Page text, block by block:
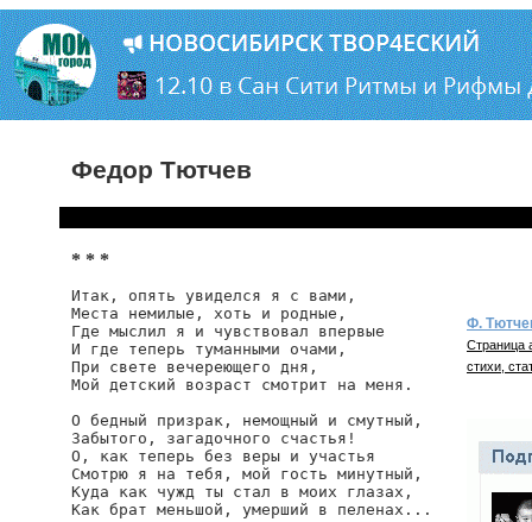
Федор Тютчев
* * *
Итак, опять увиделся я с вами,
Места немилые, хоть и родные,
Где мыслил я и чувствовал впервые
И где теперь туманными очами,
При свете вечереющего дня,
Мой детский возраст смотрит на меня.
О бедный призрак, немощный и смутный,
Забытого, загадочного счастья!
О, как теперь без веры и участья
Смотрю я на тебя, мой гость минутный,
Куда как чужд ты стал в моих глазах,
Как брат меньшой, умерший в пеленах...
Ф.
Страница
стихи,